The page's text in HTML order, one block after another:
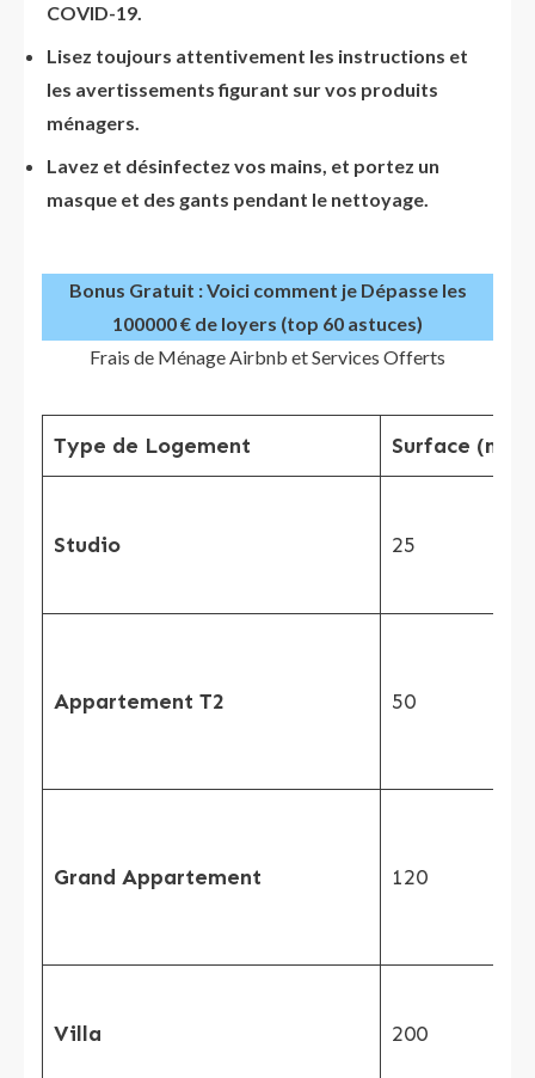
COVID-19.
Lisez toujours attentivement les instructions et
les avertissements figurant sur vos produits
ménagers.
Lavez et désinfectez vos mains, et portez un
masque et des gants pendant le nettoyage.
Bonus Gratuit : Voici comment je Dépasse les
100000 € de loyers (top 60 astuces)
Frais de Ménage Airbnb et Services Offerts
Type de Logement Surface (m²)
Studio 25
Appartement T2 50
Grand Appartement 120
Villa 200